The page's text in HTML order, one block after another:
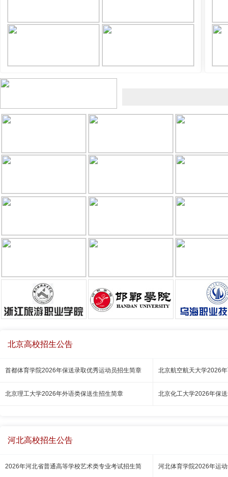
北京高校招生公告
首都体育学院2026年保送录取优秀运动员招生简章 北京航空航天大学2026
北京理工大学2026年外语类保送生招生简章 北京化工大学2026年保
河北高校招生公告
2026年河北省普通高等学校艺术类专业考试招生简 河北体育学院2026年运